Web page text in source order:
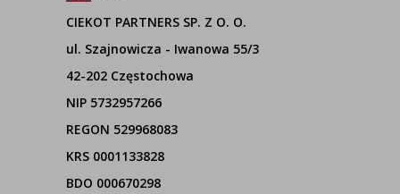
CIEKOT PARTNERS SP. Z O. O.
ul. Szajnowicza - Iwanowa 55/3
42-202 Częstochowa
NIP 5732957266
REGON 529968083
KRS 0001133828
BDO 000670298